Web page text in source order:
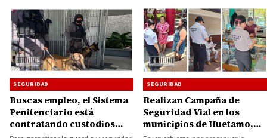
SEGURIDAD
Buscas empleo, el Sistema
Penitenciario está
contratando custodios
SEGURIDAD
Realizan Campaña de
Seguridad Vial en los
municipios de Huetamo,